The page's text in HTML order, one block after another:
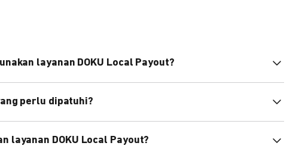
layanan DOKU Local Payout?
perlu dipatuhi?
layanan DOKU Local Payout?